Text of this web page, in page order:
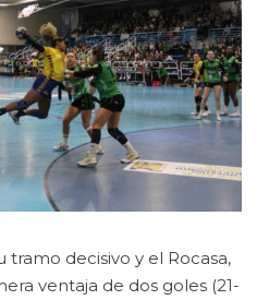
tramo decisivo y el Rocasa,
ventaja de dos goles (21-